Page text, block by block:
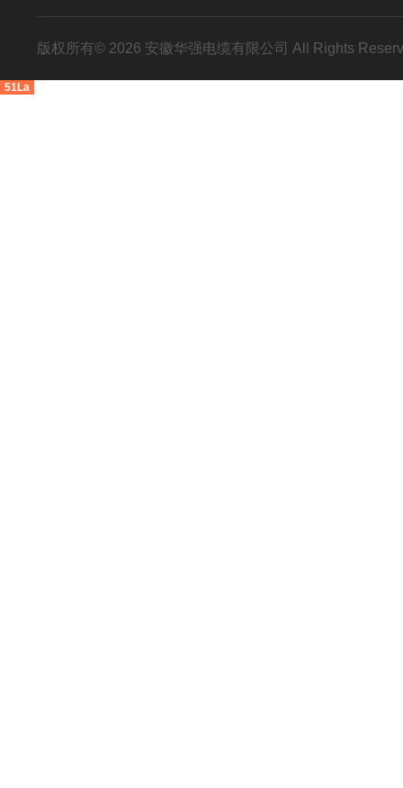
版权所有© 2026 安徽华强电缆有限公司 All Rights
51La